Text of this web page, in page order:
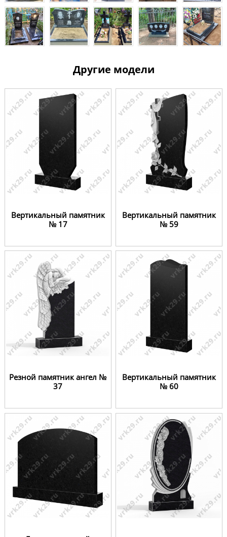
Другие модели
Вертикальный памятник
№ 17
Вертикальный памятник
№ 59
Резной памятник ангел №
37
Вертикальный памятник
№ 60